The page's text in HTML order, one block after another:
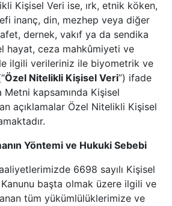
Kişisel Veri ise, ırk, etnik köken,
inanç, din, mezhep veya diğer
dernek, vakıf ya da sendika
hayat, ceza mahkûmiyeti ve
ilgili verileriniz ile biyometrik ve
Özel Nitelikli Kişisel Veri”) ifade
Metni kapsamında Kişisel
açıklamalar Özel Nitelikli Kişisel
Yöntemi ve Hukuki Sebebi
6698 sayılı Kişisel
Kanunu başta olmak üzere ilgili ve
tüm yükümlülüklerimize ve